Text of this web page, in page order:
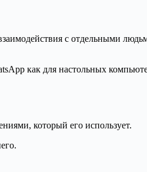
с отдельными
как для настольных
который его использует.